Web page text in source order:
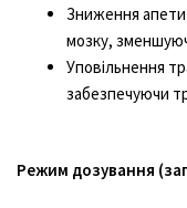
Зниження
мозку,
Уповільнення
забезпечуючи
Режим дозування